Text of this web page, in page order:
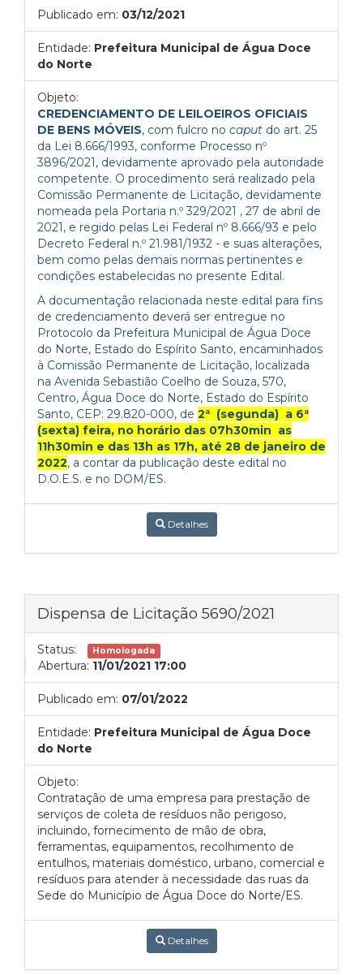
Publicado em: 03/12/2021
Entidade: Prefeitura Municipal de Água Doce
do Norte
Objeto:
CREDENCIAMENTO DE LEILOEIROS OFICIAIS
DE BENS MÓVEIS, com fulcro no caput do art. 25
da Lei 8.666/1993, conforme Processo nº
3896/2021, devidamente aprovado pela autoridade
competente. O procedimento será realizado pela
Comissão Permanente de Licitação, devidamente
nomeada pela Portaria n.º 329/2021 , 27 de abril de
2021, e regido pelas Lei Federal nº 8.666/93 e pelo
Decreto Federal n.º 21.981/1932 - e suas alterações,
bem como pelas demais normas pertinentes e
condições estabelecidas no presente Edital.
A documentação relacionada neste edital para fins
de credenciamento deverá ser entregue no
Protocolo da Prefeitura Municipal de Água Doce
do Norte, Estado do Espírito Santo, encaminhados
à Comissão Permanente de Licitação, localizada
na Avenida Sebastião Coelho de Souza, 570,
Centro, Água Doce do Norte, Estado do Espírito
Santo, CEP: 29.820-000, de 2ª (segunda) a 6ª
(sexta) feira, no horário das 07h30min as
11h30min e das 13h as 17h, até 28 de janeiro de
2022, a contar da publicação deste edital no
D.O.E.S. e no DOM/ES.
Detalhes
Dispensa de Licitação 5690/2021
Status: Homologada
Abertura: 11/01/2021 17:00
Publicado em: 07/01/2022
Entidade: Prefeitura Municipal de Água Doce
do Norte
Objeto:
Contratação de uma empresa para prestação de
serviços de coleta de resíduos não perigoso,
incluindo, fornecimento de mão de obra,
ferramentas, equipamentos, recolhimento de
entulhos, materiais doméstico, urbano, comercial e
resíduos para atender à necessidade das ruas da
Sede do Município de Água Doce do Norte/ES.
Detalhes